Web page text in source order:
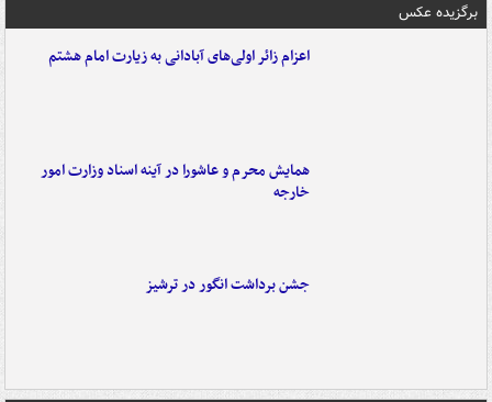
برگزیده عکس
اعزام زائر اولی‌های آبادانی به زیارت امام هشتم
همایش محرم و عاشورا در آینه اسناد وزارت امور
خارجه
جشن برداشت انگور در ترشیز